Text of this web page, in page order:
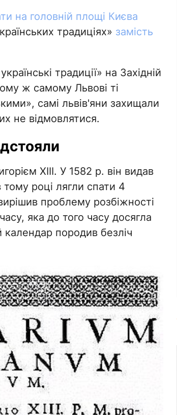
на головній площі Києва
традиціях» замість
традиції» на Західній
ж самому Львові ті
самі львів'яни захищали
не відмовлятися.
XIII. У 1582 р. він видав
році лягли спати 4
проблему розбіжності
яка до того часу досягла
породив безліч